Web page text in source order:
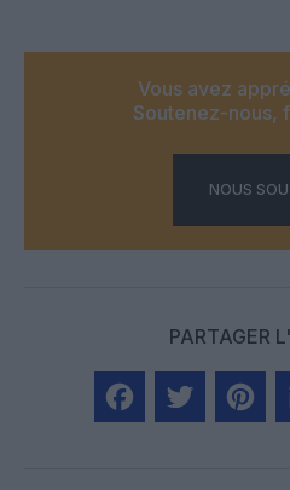
Vous avez
Soutenez-nous,
NOUS
PARTAGER